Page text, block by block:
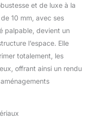
et de luxe à la
10 mm, avec ses
palpable, devient un
l’espace. Elle
totalement, les
offrant ainsi un rendu